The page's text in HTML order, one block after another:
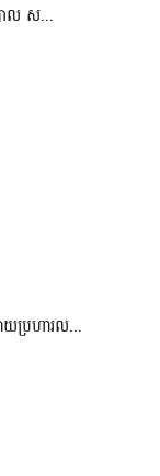
ាល ស...
យប្រហារល...